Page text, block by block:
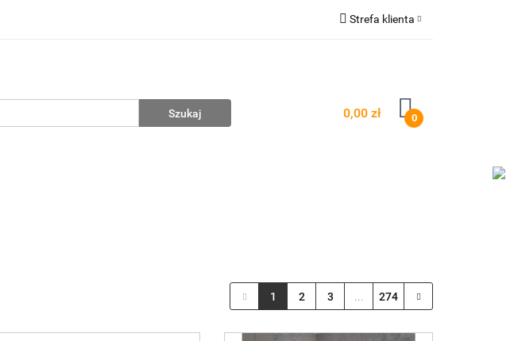
Strefa klienta
Dodaj zgłoszenie
0,00 zł 0
1 2 3 ... 274